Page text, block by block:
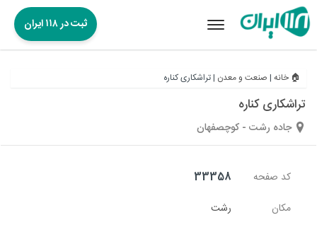
Toggle
ثبت در ۱۱۸ ایران
🏠 خانه | صنعت و معدن |تراشکاری کناره
تراشکاری کناره
جاده رشت - کوچصفهان
کد صفحه
33358
مکان
رشت